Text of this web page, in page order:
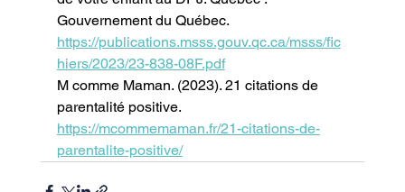
Gouvernement du Québec.
https://publications.msss.gouv.qc.ca/msss/fic
hiers/2023/23-838-08F.pdf
M comme Maman. (2023). 21 citations de
parentalité positive.
https://mcommemaman.fr/21-citations-de-
parentalite-positive/